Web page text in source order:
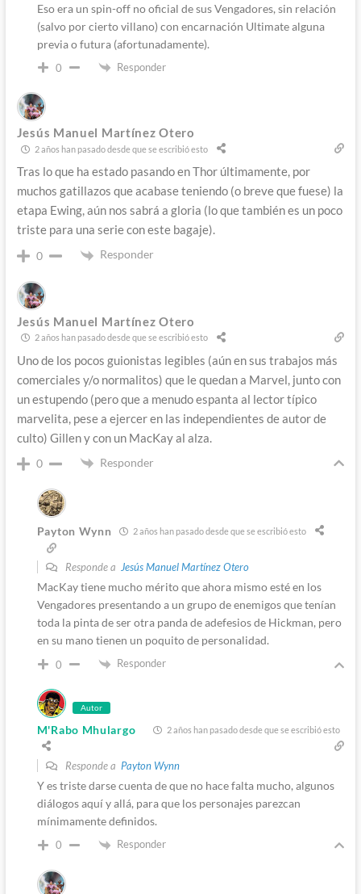
Eso era un spin-off no oficial de sus Vengadores, sin relación
(salvo por cierto villano) con encarnación Ultimate alguna
previa o futura (afortunadamente).
0 Responder
Jesús Manuel Martínez Otero
2 años han pasado desde que se escribió esto
Tras lo que ha estado pasando en Thor últimamente, por
muchos gatillazos que acabase teniendo (o breve que fuese) la
etapa Ewing, aún nos sabrá a gloria (lo que también es un poco
triste para una serie con este bagaje).
0 Responder
Jesús Manuel Martínez Otero
2 años han pasado desde que se escribió esto
Uno de los pocos guionistas legibles (aún en sus trabajos más
comerciales y/o normalitos) que le quedan a Marvel, junto con
un estupendo (pero que a menudo espanta al lector típico
marvelita, pese a ejercer en las independientes de autor de
culto) Gillen y con un MacKay al alza.
0 Responder
Payton Wynn 2 años han pasado desde que se escribió esto
Responde a Jesús Manuel Martínez Otero
MacKay tiene mucho mérito que ahora mismo esté en los
Vengadores presentando a un grupo de enemigos que tenían
toda la pinta de ser otra panda de adefesios de Hickman, pero
en su mano tienen un poquito de personalidad.
0 Responder
Autor
M'Rabo Mhulargo 2 años han pasado desde que se escribió esto
Responde a Payton Wynn
Y es triste darse cuenta de que no hace falta mucho, algunos
diálogos aquí y allá, para que los personajes parezcan
mínimamente definidos.
0 Responder